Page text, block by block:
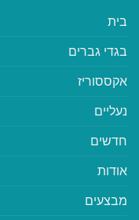
בית
בגדי גברים
אקססוריז
נעליים
חדשים
אודות
מבצעים